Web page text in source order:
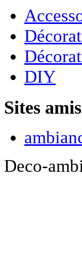
DIY
Sites amis
Deco-